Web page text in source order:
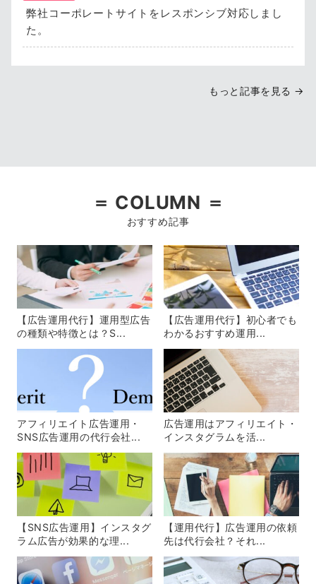
弊社コーポレートサイトをレスポンシブ対応しまし
た。
もっと記事を見る →
＝ COLUMN ＝
おすすめ記事
【広告運用代行】運用型広告
の種類や特徴とは？S...
【広告運用代行】初心者でも
わかるおすすめ運用...
アフィリエイト広告運用・
SNS広告運用の代行会社...
広告運用はアフィリエイト・
インスタグラムを活...
【SNS広告運用】インスタグ
ラム広告が効果的な理...
【運用代行】広告運用の依頼
先は代行会社？それ...